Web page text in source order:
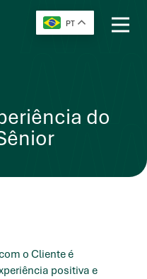
PT
do
o Cliente é
positiva e